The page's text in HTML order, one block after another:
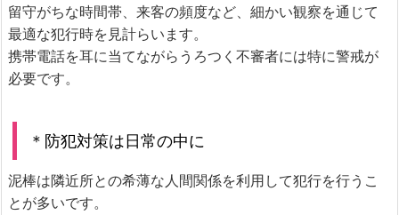
留守がちな時間帯、来客の頻度など、細かい観察を通じて
最適な犯行時を見計らいます。
携帯電話を耳に当てながらうろつく不審者には特に警戒が
必要です。
＊防犯対策は日常の中に
泥棒は隣近所との希薄な人間関係を利用して犯行を行うこ
とが多いです。